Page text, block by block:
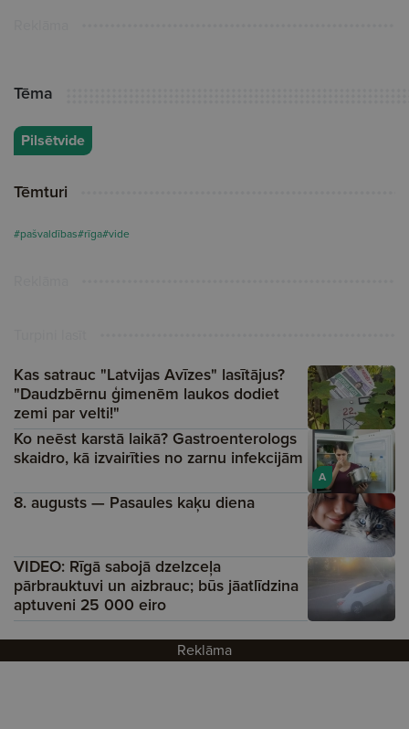
Tēma
Pilsētvide
Tēmturi
#pašvaldības#rīga#vide
Kas satrauc "Latvijas Avīzes" lasītājus?
"Daudzbērnu ģimenēm laukos dodiet
zemi par velti!"
A
Ko neēst karstā laikā? Gastroenterologs
skaidro, kā izvairīties no zarnu infekcijām
8. augusts — Pasaules kaķu diena
VIDEO: Rīgā sabojā dzelzceļa
pārbrauktuvi un aizbrauc; būs jāatlīdzina
aptuveni 25 000 eiro
Reklāma